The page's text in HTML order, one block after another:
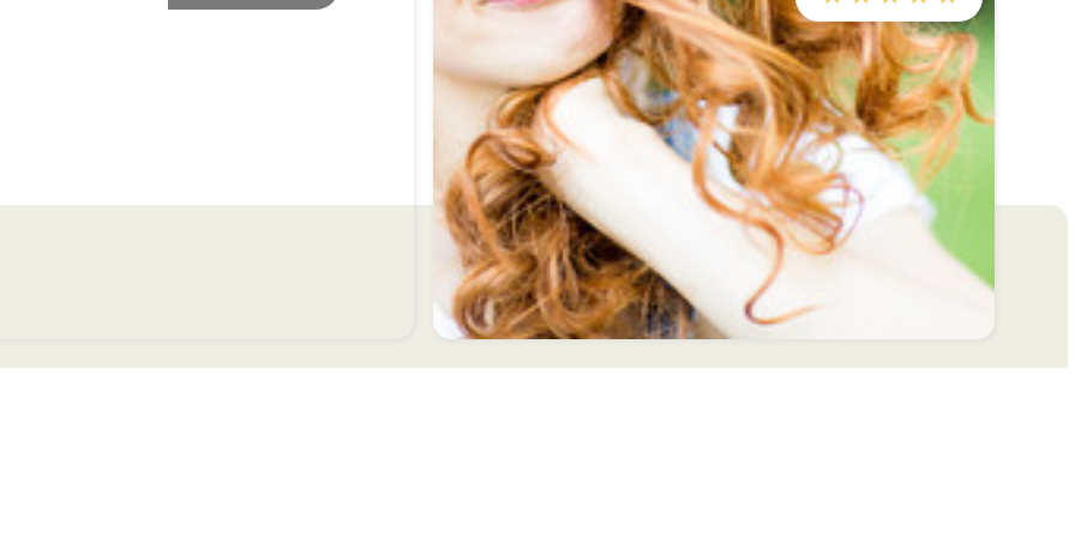
de confidentialité, en garantissant la conformité avec les réglementations. Personnalisez vos préférences pour